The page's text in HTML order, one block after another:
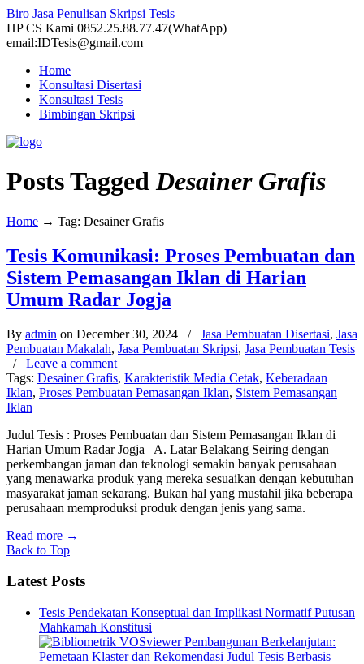
Biro Jasa Penulisan Skripsi Tesis
HP CS Kami 0852.25.88.77.47(WhatApp)
email:IDTesis@gmail.com
Home
Konsultasi Disertasi
Konsultasi Tesis
Bimbingan Skripsi
Posts TaggedDesainer Grafis
Home → Tag: Desainer Grafis
Tesis Komunikasi: Proses Pembuatan dan
Sistem Pemasangan Iklan di Harian
Umum Radar Jogja
By admin on December 30, 2024 / Jasa Pembuatan Disertasi, Jasa
Pembuatan Makalah, Jasa Pembuatan Skripsi, Jasa Pembuatan Tesis
/ Leave a comment
Tags: Desainer Grafis, Karakteristik Media Cetak, Keberadaan
Iklan, Proses Pembuatan Pemasangan Iklan, Sistem Pemasangan
Iklan
Judul Tesis : Proses Pembuatan dan Sistem Pemasangan Iklan di
Harian Umum Radar Jogja A. Latar Belakang Seiring dengan
perkembangan jaman dan teknologi semakin banyak perusahaan
yang menawarka produk yang mereka sesuaikan dengan kebutuhan
masyarakat jaman sekarang. Bukan hal yang mustahil jika beberapa
perusahaan memproduksi produk dengan jenis yang sama.
Read more →
Back to Top
Latest Posts
Tesis Pendekatan Konseptual dan Implikasi Normatif Putusan
Mahkamah Konstitusi